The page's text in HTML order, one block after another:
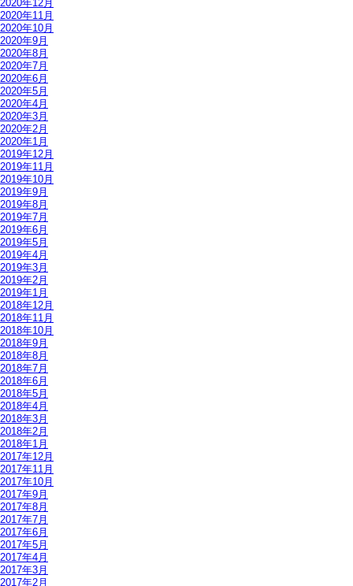
2020年12月
2020年11月
2020年10月
2020年9月
2020年8月
2020年7月
2020年6月
2020年5月
2020年4月
2020年3月
2020年2月
2020年1月
2019年12月
2019年11月
2019年10月
2019年9月
2019年8月
2019年7月
2019年6月
2019年5月
2019年4月
2019年3月
2019年2月
2019年1月
2018年12月
2018年11月
2018年10月
2018年9月
2018年8月
2018年7月
2018年6月
2018年5月
2018年4月
2018年3月
2018年2月
2018年1月
2017年12月
2017年11月
2017年10月
2017年9月
2017年8月
2017年7月
2017年6月
2017年5月
2017年4月
2017年3月
2017年2月